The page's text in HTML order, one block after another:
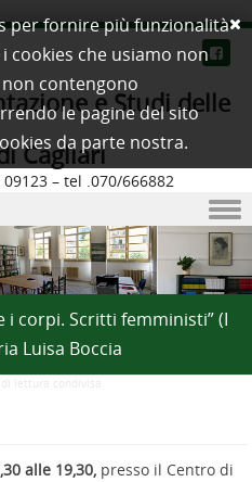
e Studi delle
Cagliari
– tel .070/666882
i corpi. Scritti femministi” (I
Luisa Boccia
di lettura condivisa
alle 19,30, presso il Centro di
per fornire più funzionalità
cookies che usiamo non
contengono
le pagine del sito
da parte nostra.